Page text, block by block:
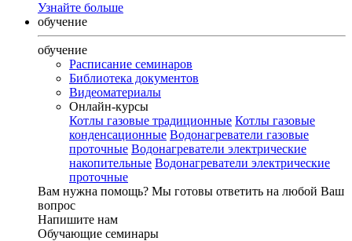
Узнайте больше
обучение
обучение
Расписание семинаров
Библиотека документов
Видеоматериалы
Онлайн-курсы
Котлы газовые традиционные Котлы газовые
конденсационные Водонагреватели газовые
проточные Водонагреватели электрические
накопительные Водонагреватели электрические
проточные
Вам нужна помощь? Мы готовы ответить на любой Ваш
вопрос
Напишите нам
Обучающие семинары